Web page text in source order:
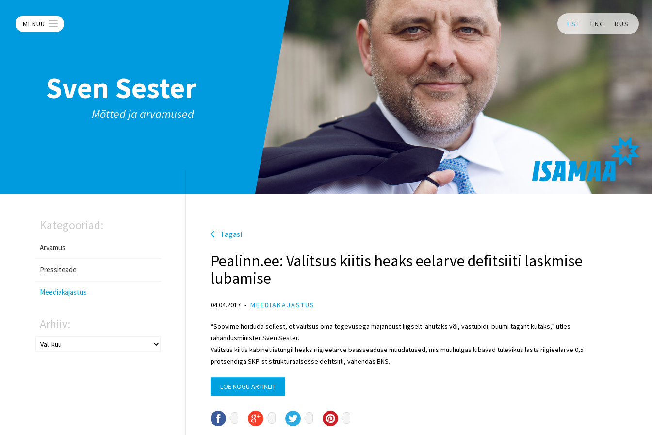
MENÜÜ EST ENG RUS
Sven Sester
Mõtted ja arvamused
Kategooriad:
Arvamus
Pressiteade
Meediakajastus
Arhiiv:
Tagasi
Pealinn.ee: Valitsus kiitis heaks eelarve defitsiiti laskmise
lubamise
04.04.2017 MEEDIAKAJASTUS
“Soovime hoiduda sellest, et valitsus oma tegevusega majandust liigselt jahutaks või, vastupidi, buumi tagant kütaks,” ütles
rahandusminister Sven Sester.
Valitsus kiitis kabinetiistungil heaks riigieelarve baasseaduse muudatused, mis muuhulgas lubavad tulevikus lasta riigieelarve 0,5
protsendiga SKP-st strukturaalsesse defitsiiti, vahendas BNS.
LOE KOGU ARTIKLIT